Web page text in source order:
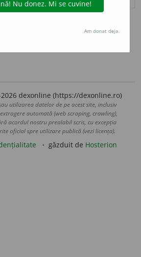
dexonline (https://dexonline.ro)
utilizarea datelor de pe acest site, inclusiv
automată (web scraping, crawling),
acordul nostru prealabil scris, cu excepția
oficial spre utilizare publică (vezi licența).
găzduit de Hosterion
Am donat deja.